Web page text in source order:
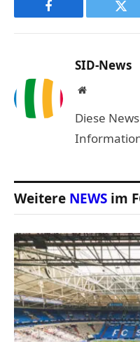
Facebook
SID-News
Website
Diese
Weitere NEWS im